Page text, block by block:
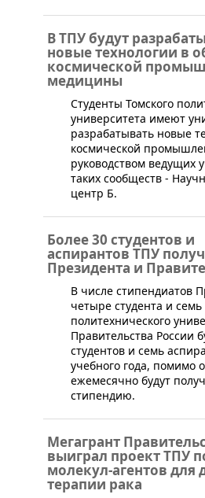
В ТПУ будут
новые технологии в
космической
медицины
​Студенты Томского
университета имеют
разрабатывать новые
космической
руководством ведущих
таких сообществ -
центр Б.
Более 30 студентов и
аспирантов ТПУ
Президента и
​В числе стипендиатов
четыре студента и
политехнического
Правительства России
студентов и семь
учебного года, помимо
ежемесячно будут
стипендию.
Мегагрант
выиграл проект ТПУ
молекул-агентов для
терапии рака